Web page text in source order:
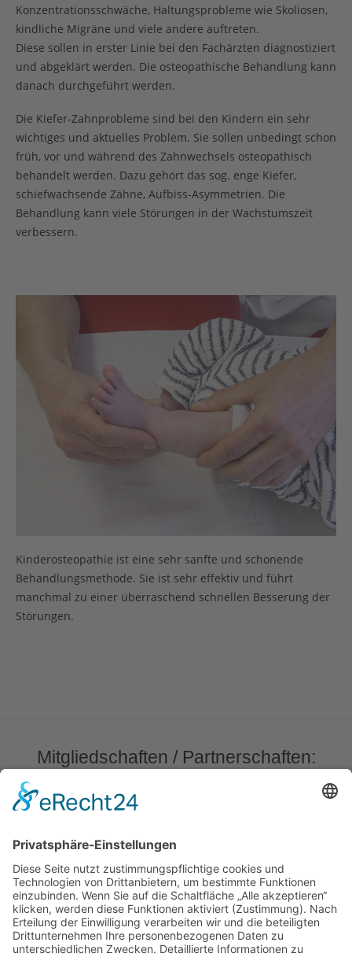
Konzentrationsschwäche, Haltungsprobleme wie Skoliosen,
kindliche Migräne und viele andere auftreten.
Diese sollen in erster Linie bei den Fachärzten diagnostiziert
und abgeklärt werden. Die osteopathische Behandlung kann
danach durchgeführt werden.
Die Kiefer-Zahnprobleme sind bei den Kindern ein sehr
wichtiges und aktuelles Problem. Sie sollen unbedingt schon
früh, vor und während des Zahnwechsels osteopathisch
behandelt werden. Dazu gehört das sog. enge Kiefer,
schiefwachsende Zähne, Aufbiss-Asymmetrien. Die
Behandlung kann viele Störungen in der Wachstumszeit
verbessern.
Kinderosteopathie ist eine sehr sanfte und schonende
Behandlungsmethode. Sie ist sehr effektiv und führt
manchmal zu einer überraschend schnellen Besserung der
Störungen.
Mitgliedschaften / Partnerschaften:
Praxis für Osteopathie und Kinderosteopathie
Feuerbachstr. 9
51377 Leverkusen